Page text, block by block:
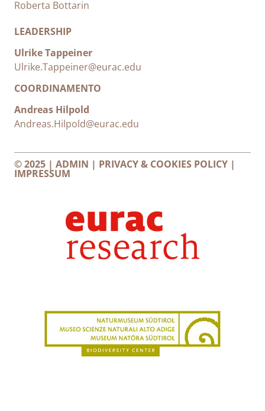
Roberta Bottarin
LEADERSHIP
Ulrike Tappeiner
Ulrike.Tappeiner@eurac.edu
COORDINAMENTO
Andreas Hilpold
Andreas.Hilpold@eurac.edu
© 2025 | ADMIN | PRIVACY & COOKIES POLICY |
IMPRESSUM